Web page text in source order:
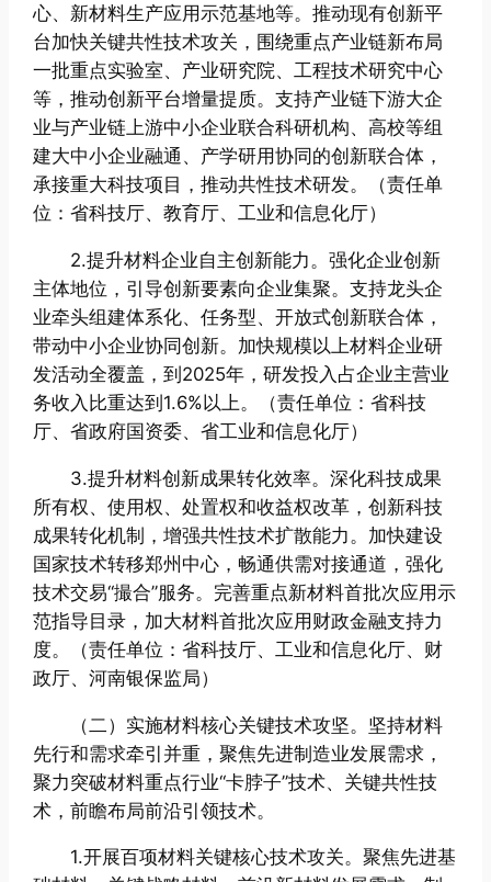
心、新材料生产应用示范基地等。推动现有创新平
台加快关键共性技术攻关，围绕重点产业链新布局
一批重点实验室、产业研究院、工程技术研究中心
等，推动创新平台增量提质。支持产业链下游大企
业与产业链上游中小企业联合科研机构、高校等组
建大中小企业融通、产学研用协同的创新联合体，
承接重大科技项目，推动共性技术研发。（责任单
位：省科技厅、教育厅、工业和信息化厅）
2.提升材料企业自主创新能力。强化企业创新
主体地位，引导创新要素向企业集聚。支持龙头企
业牵头组建体系化、任务型、开放式创新联合体，
带动中小企业协同创新。加快规模以上材料企业研
发活动全覆盖，到2025年，研发投入占企业主营业
务收入比重达到1.6%以上。（责任单位：省科技
厅、省政府国资委、省工业和信息化厅）
3.提升材料创新成果转化效率。深化科技成果
所有权、使用权、处置权和收益权改革，创新科技
成果转化机制，增强共性技术扩散能力。加快建设
国家技术转移郑州中心，畅通供需对接通道，强化
技术交易“撮合”服务。完善重点新材料首批次应用示
范指导目录，加大材料首批次应用财政金融支持力
度。（责任单位：省科技厅、工业和信息化厅、财
政厅、河南银保监局）
（二）实施材料核心关键技术攻坚。坚持材料
先行和需求牵引并重，聚焦先进制造业发展需求，
聚力突破材料重点行业“卡脖子”技术、关键共性技
术，前瞻布局前沿引领技术。
1.开展百项材料关键核心技术攻关。聚焦先进基